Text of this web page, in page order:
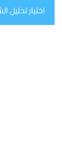
اختبار